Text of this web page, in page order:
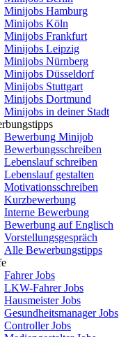
Minijobs Hamburg
Minijobs Köln
Minijobs Frankfurt
Minijobs Leipzig
Minijobs Nürnberg
Minijobs Düsseldorf
Minijobs Stuttgart
Minijobs Dortmund
Minijobs in deiner Stadt
Bewerbung Minijob
Bewerbungsschreiben
Lebenslauf schreiben
Lebenslauf gestalten
Motivationsschreiben
Kurzbewerbung
Interne Bewerbung
Bewerbung auf Englisch
Vorstellungsgespräch
Alle Bewerbungstipps
Fahrer Jobs
LKW-Fahrer Jobs
Hausmeister Jobs
Gesundheitsmanager Jobs
Controller Jobs